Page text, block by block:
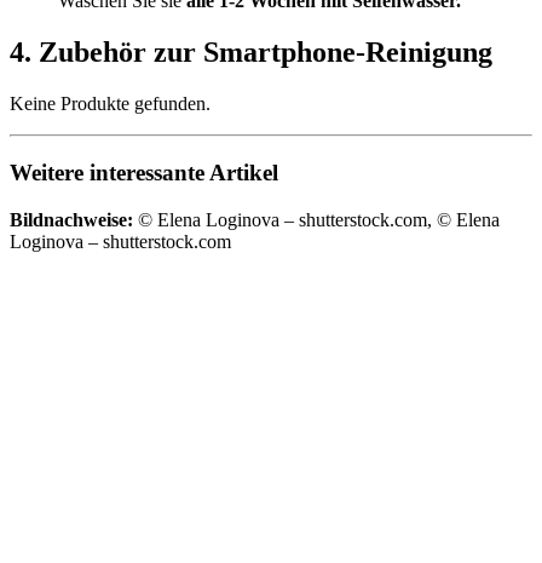
4. Zubehör zur Smartphone-Reinigung
Keine Produkte gefunden.
Weitere interessante Artikel
Bildnachweise: © Elena Loginova – shutterstock.com, © Elena
Loginova – shutterstock.com